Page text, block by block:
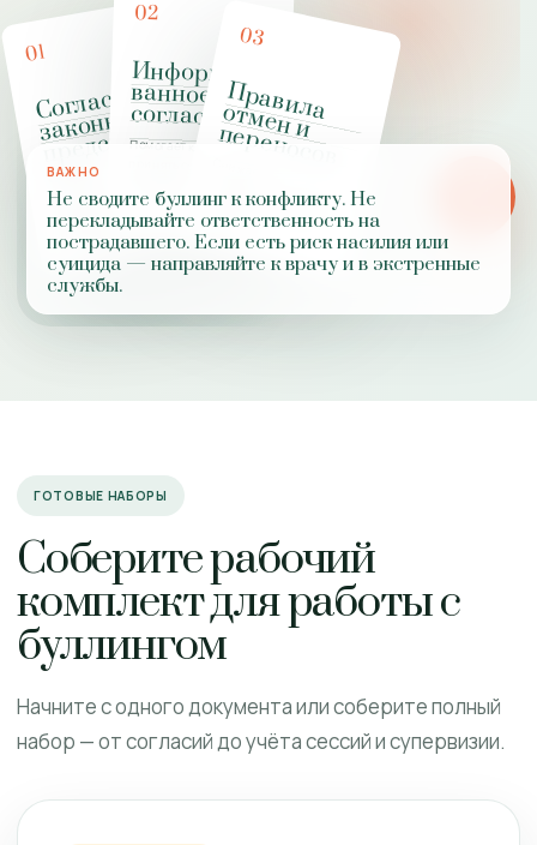
01
Сог
лас
ие
зако
н
ного
п
редстав
ит
е
ля
Оформляет работу с
несовершеннолетним
и роли участников
02
Информиро
ванное
согласие
Помогает клиенту
принять осознанное
03
П
р
а
в
и
л
а
о
т
м
е
н
и
п
е
р
е
н
о
с
о
в
времени
ВАЖНО
Не сводите буллинг к конфликту. Не
перекладывайте ответственность на
пострадавшего. Если есть риск насилия или
суицида — направляйте к врачу и в экстренные
службы.
ГОТОВЫЕ НАБОРЫ
Соберите рабочий
комплект для работы с
буллингом
Начните с одного документа или соберите полный
набор — от согласий до учёта сессий и супервизии.